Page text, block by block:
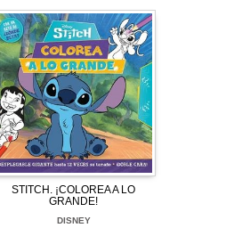
STITCH. ¡COLOREA A LO
GRANDE!
DISNEY